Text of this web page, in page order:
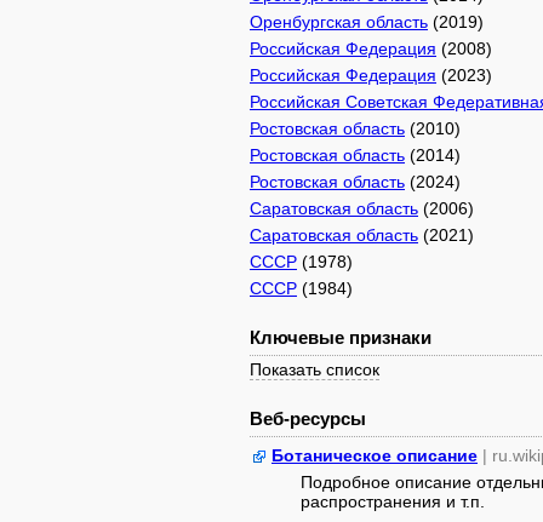
Оренбургская область (2019)
Российская Федерация (2008)
Российская Федерация (2023)
Российская Советская
Ростовская область (2010)
Ростовская область (2014)
Ростовская область (2024)
Саратовская область (2006)
Саратовская область (2021)
СССР (1978)
СССР (1984)
Ключевые признаки
Показать список
Веб-ресурсы
Ботаническое описание |
Подробное описание
распространения и т.п.